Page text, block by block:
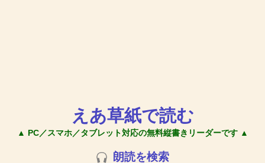
えあ草紙で読む
▲ PC／スマホ／タブレット対応の無料縦書きリーダーです ▲
朗読を検索